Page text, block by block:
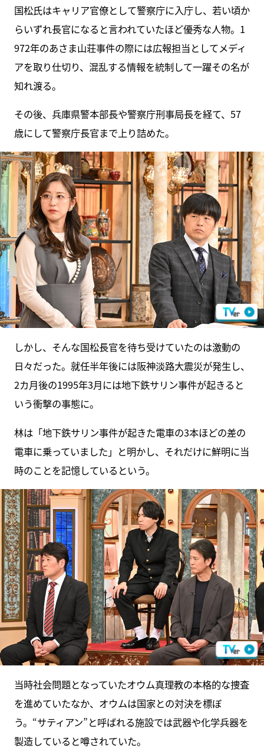
国松氏はキャリア官僚として警察庁に入庁し、若い頃か
らいずれ長官になると言われていたほど優秀な人物。1
972年のあさま山荘事件の際には広報担当としてメディ
アを取り仕切り、混乱する情報を統制して一躍その名が
知れ渡る。
その後、兵庫県警本部長や警察庁刑事局長を経て、57
歳にして警察庁長官まで上り詰めた。
しかし、そんな国松長官を待ち受けていたのは激動の
日々だった。就任半年後には阪神淡路大震災が発生し、
2カ月後の1995年3月には地下鉄サリン事件が起きると
いう衝撃の事態に。
林は「地下鉄サリン事件が起きた電車の3本ほどの差の
電車に乗っていました」と明かし、それだけに鮮明に当
時のことを記憶しているという。
当時社会問題となっていたオウム真理教の本格的な捜査
を進めていたなか、オウムは国家との対決を標ぼ
う。“サティアン”と呼ばれる施設では武器や化学兵器を
製造していると噂されていた。